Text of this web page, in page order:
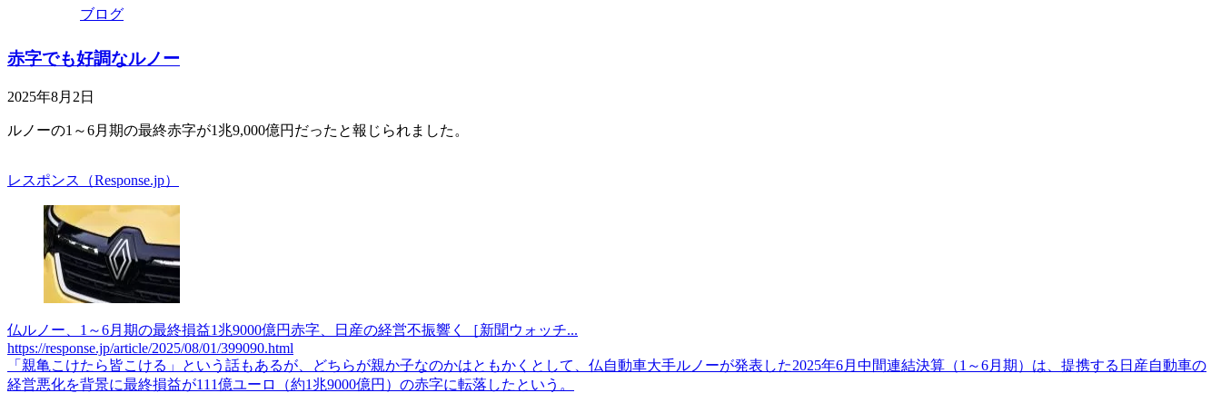
ブログ
赤字でも好調なルノー
2025年8月2日
ルノーの1～6月期の最終赤字が1兆9,000億円だったと報じられました。
レスポンス（Response.jp）
仏ルノー、1～6月期の最終損益1兆9000億円赤字、日産の経営不振響く［新聞ウォッチ...
https://response.jp/article/2025/08/01/399090.html
「親亀こけたら皆こける」という話もあるが、どちらが親か子なのかはともかくとして、仏自動車大手ルノーが発表した2025年6月中間連結決算（1～6月期）は、提携する日産自動車の
経営悪化を背景に最終損益が111億ユーロ（約1兆9000億円）の赤字に転落したという。